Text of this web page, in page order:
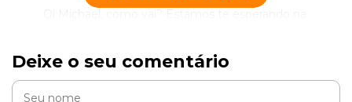
Deixe o seu comentário